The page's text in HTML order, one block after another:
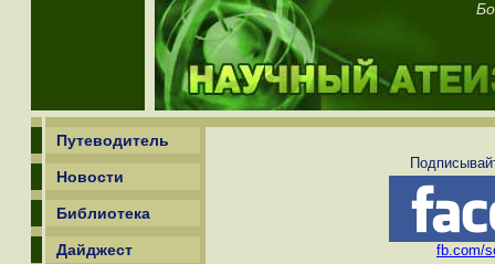
Путеводитель
Новости
Библиотека
Дайджест fb.com/